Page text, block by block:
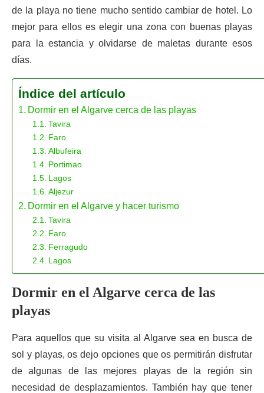
de la playa no tiene mucho sentido cambiar de hotel. Lo
mejor para ellos es elegir una zona con buenas playas
para la estancia y olvidarse de maletas durante esos
días.
Índice del artículo
Dormir en el Algarve cerca de las playas
Tavira
Faro
Albufeira
Portimao
Lagos
Aljezur
Dormir en el Algarve y hacer turismo
Tavira
Faro
Ferragudo
Lagos
Dormir en el Algarve cerca de las
playas
Para aquellos que su visita al Algarve sea en busca de
sol y playas, os dejo opciones que os permitirán disfrutar
de algunas de las mejores playas de la región sin
necesidad de desplazamientos. También hay que tener